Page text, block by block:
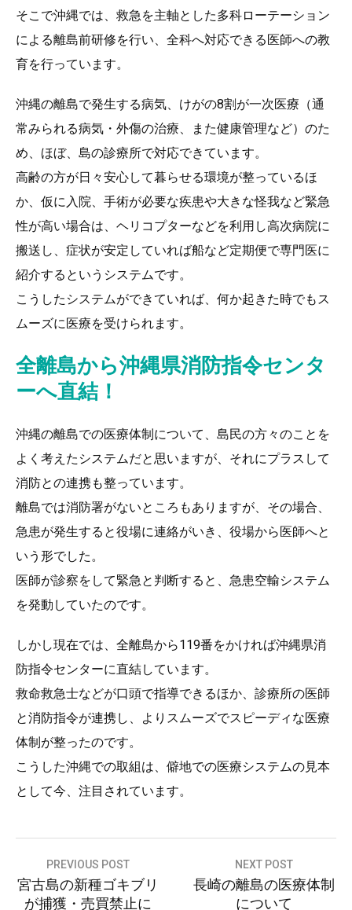
そこで沖縄では、救急を主軸とした多科ローテーション
による離島前研修を行い、全科へ対応できる医師への教
育を行っています。
沖縄の離島で発生する病気、けがの8割が一次医療（通
常みられる病気・外傷の治療、また健康管理など）のた
め、ほぼ、島の診療所で対応できています。
高齢の方が日々安心して暮らせる環境が整っているほ
か、仮に入院、手術が必要な疾患や大きな怪我など緊急
性が高い場合は、ヘリコプターなどを利用し高次病院に
搬送し、症状が安定していれば船など定期便で専門医に
紹介するというシステムです。
こうしたシステムができていれば、何か起きた時でもス
ムーズに医療を受けられます。
全離島から沖縄県消防指令センタ
ーへ直結！
沖縄の離島での医療体制について、島民の方々のことを
よく考えたシステムだと思いますが、それにプラスして
消防との連携も整っています。
離島では消防署がないところもありますが、その場合、
急患が発生すると役場に連絡がいき、役場から医師へと
いう形でした。
医師が診察をして緊急と判断すると、急患空輸システム
を発動していたのです。
しかし現在では、全離島から119番をかければ沖縄県消
防指令センターに直結しています。
救命救急士などが口頭で指導できるほか、診療所の医師
と消防指令が連携し、よりスムーズでスピーディな医療
体制が整ったのです。
こうした沖縄での取組は、僻地での医療システムの見本
として今、注目されています。
稿
PREVIOUS POST
宮古島の新種ゴキブリ
が捕獲・売買禁止に
NEXT POST
長崎の離島の医療体制
について